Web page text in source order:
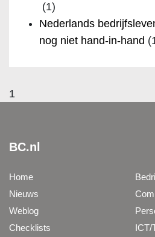
(1)
Nederlands
nog niet hand-in-hand
1
BC.nl
Home
Nieuws
Weblog
Checklists
ICT/